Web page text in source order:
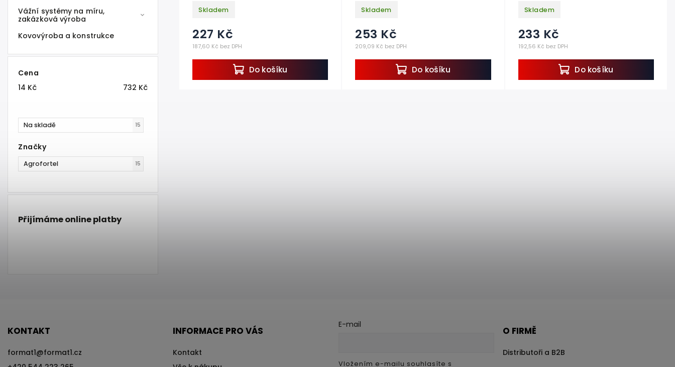
Vážní systémy na míru,
zakázková výroba
Kovovýroba a konstrukce
Cena
14 Kč 732 Kč
Na skladě 15
Značky
Agrofortel 15
Přijímáme online platby
Skladem
187,60 Kč bez DPH
227 Kč
Do košíku
Skladem
209,09 Kč bez DPH
253 Kč
Do košíku
Skladem
192,56 Kč bez DPH
233 Kč
Do košíku
KONTAKT
format1@format1.cz
INFORMACE PRO VÁS
Kontakt
E-mail
Vložením e-mailu souhlasíte s
O FIRMĚ
Distributoři a B2B